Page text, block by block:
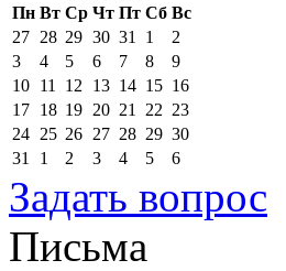
Пн Вт Ср Чт Пт Сб Вс
27 28 29 30 31 1
2
3
4 5 6 7 8
9
10 11 12 13 14 15 16
17 18 19 20 21 22 23
24 25 26 27 28 29 30
31
1 2 3 4 5 6
Задать вопрос
Письма